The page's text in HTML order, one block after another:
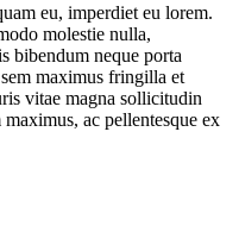
eu, imperdiet eu lorem.
molestie nulla,
bibendum neque porta
maximus fringilla et
vitae magna sollicitudin
ac pellentesque ex